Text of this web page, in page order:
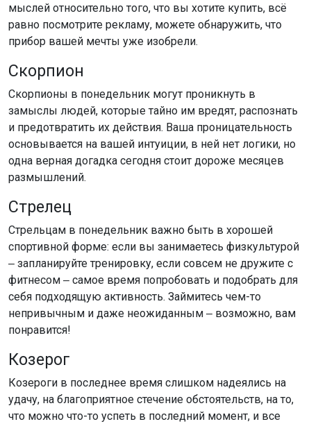
мыслей относительно того, что вы хотите купить, всё
равно посмотрите рекламу, можете обнаружить, что
прибор вашей мечты уже изобрели.
Скорпион
Скорпионы в понедельник могут проникнуть в
замыслы людей, которые тайно им вредят, распознать
и предотвратить их действия. Ваша проницательность
основывается на вашей интуиции, в ней нет логики, но
одна верная догадка сегодня стоит дороже месяцев
размышлений.
Стрелец
Стрельцам в понедельник важно быть в хорошей
спортивной форме: если вы занимаетесь физкультурой
‒ запланируйте тренировку, если совсем не дружите с
фитнесом ‒ самое время попробовать и подобрать для
себя подходящую активность. Займитесь чем-то
непривычным и даже неожиданным ‒ возможно, вам
понравится!
Козерог
Козероги в последнее время слишком надеялись на
удачу, на благоприятное стечение обстоятельств, на то,
что можно что-то успеть в последний момент, и все